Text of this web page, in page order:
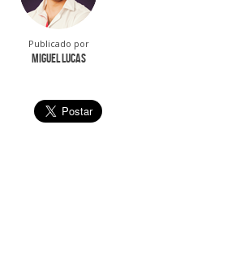
Publicado por
Miguel Lucas